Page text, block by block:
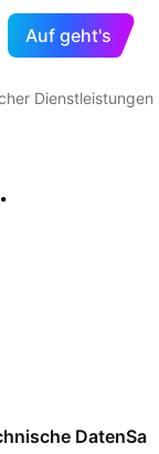
Auf geht's
Dienstleistungen
Daten